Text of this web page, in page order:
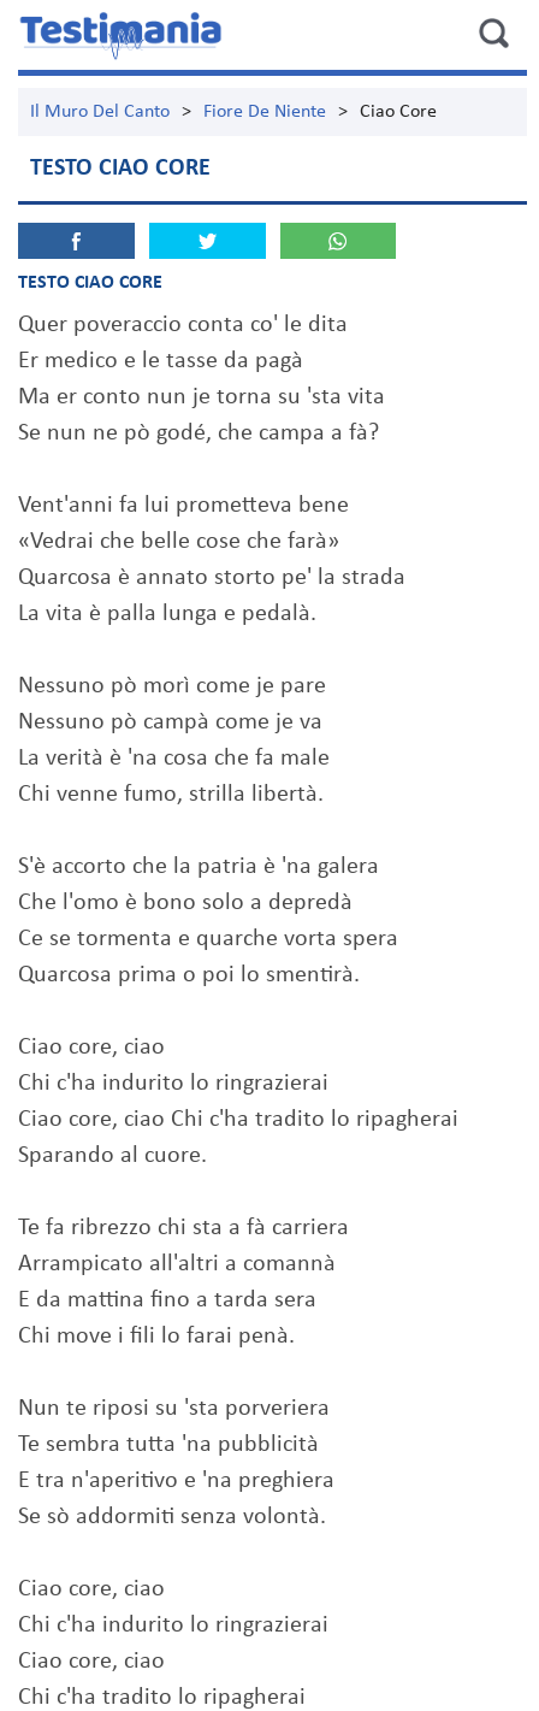
Il Muro Del Canto > Fiore De Niente > Ciao Core
TESTO CIAO CORE
TESTO CIAO CORE
Quer poveraccio conta co' le dita
Er medico e le tasse da pagà
Ma er conto nun je torna su 'sta vita
Se nun ne pò godé, che campa a fà?
Vent'anni fa lui prometteva bene
«Vedrai che belle cose che farà»
Quarcosa è annato storto pe' la strada
La vita è palla lunga e pedalà.
Nessuno pò morì come je pare
Nessuno pò campà come je va
La verità è 'na cosa che fa male
Chi venne fumo, strilla libertà.
S'è accorto che la patria è 'na galera
Che l'omo è bono solo a depredà
Ce se tormenta e quarche vorta spera
Quarcosa prima o poi lo smentirà.
Ciao core, ciao
Chi c'ha indurito lo ringrazierai
Ciao core, ciao Chi c'ha tradito lo ripagherai
Sparando al cuore.
Te fa ribrezzo chi sta a fà carriera
Arrampicato all'altri a comannà
E da mattina fino a tarda sera
Chi move i fili lo farai penà.
Nun te riposi su 'sta porveriera
Te sembra tutta 'na pubblicità
E tra n'aperitivo e 'na preghiera
Se sò addormiti senza volontà.
Ciao core, ciao
Chi c'ha indurito lo ringrazierai
Ciao core, ciao
Chi c'ha tradito lo ripagherai